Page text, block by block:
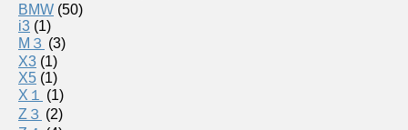
BMW (50)
i3 (1)
M３ (3)
X3 (1)
X5 (1)
X１
(1)
Z３ (2)